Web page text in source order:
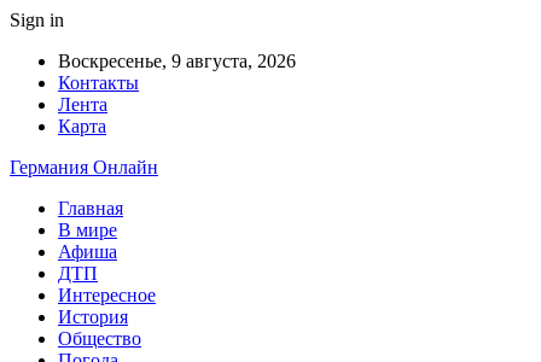
Sign in
Воскресенье, 9 августа, 2026
Контакты
Лента
Карта
Германия Онлайн
Главная
В мире
Афиша
ДТП
Интересное
История
Общество